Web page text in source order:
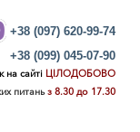
+38 (097) 620-99-74
+38 (099) 045-07-90
сайті ЦІЛОДОБОВО
питань з 8.30 до 17.30